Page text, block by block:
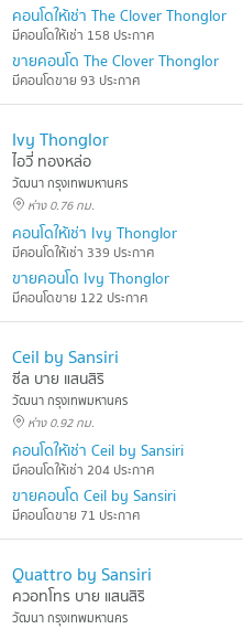
คอนโดให้เช่า The Clover Thonglor
มีคอนโดให้เช่า 158 ประกาศ
ขายคอนโด The Clover Thonglor
มีคอนโดขาย 93 ประกาศ
Ivy Thonglor
ไอวี่ ทองหล่อ
วัฒนา กรุงเทพมหานคร
ห่าง 0.76 กม.
คอนโดให้เช่า Ivy Thonglor
มีคอนโดให้เช่า 339 ประกาศ
ขายคอนโด Ivy Thonglor
มีคอนโดขาย 122 ประกาศ
Ceil by Sansiri
ซีล บาย แสนสิริ
วัฒนา กรุงเทพมหานคร
ห่าง 0.92 กม.
คอนโดให้เช่า Ceil by Sansiri
มีคอนโดให้เช่า 204 ประกาศ
ขายคอนโด Ceil by Sansiri
มีคอนโดขาย 71 ประกาศ
Quattro by Sansiri
ควอทโทร บาย แสนสิริ
วัฒนา กรุงเทพมหานคร